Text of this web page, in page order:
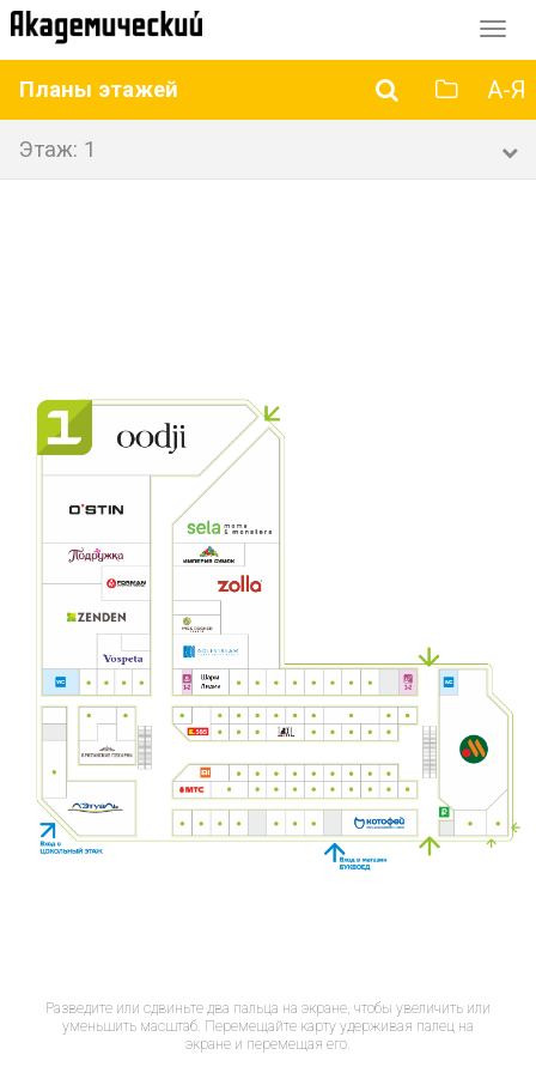
Планы этажей А-Я
Этаж: 1
Разведите или сдвиньте два пальца на экране, чтобы увеличить или
уменьшить масштаб. Перемещайте карту удерживая палец на
экране и перемещая его.